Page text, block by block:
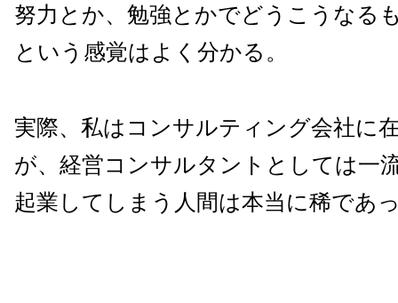
努力とか、勉強とかでどうこうなる
という感覚はよく分かる。
実際、私はコンサルティング会社に
が、経営コンサルタントとしては一
起業してしまう人間は本当に稀であ